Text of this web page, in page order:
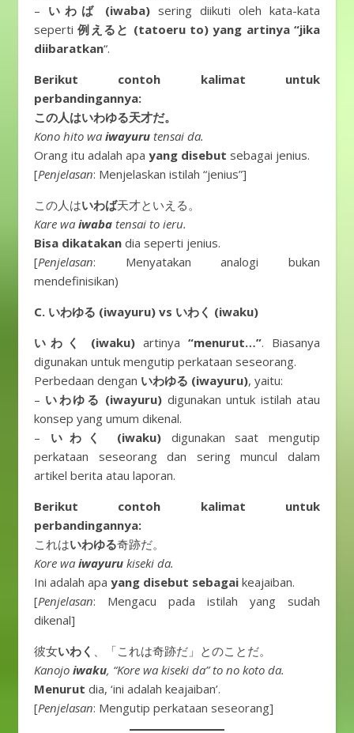
– いわば (iwaba) sering diikuti oleh kata-kata
seperti例えると (tatoeru to) yang artinya “jika
diibaratkan“.
Berikut contoh kalimat untuk
perbandingannya:
この人はいわゆる天才だ。
Kono hito wa iwayuru tensai da.
Orang itu adalah apa yang disebut sebagai jenius.
[Penjelasan: Menjelaskan istilah “jenius”]
この人はいわば天才といえる。
Kare wa iwaba tensai to ieru.
Bisa dikatakan dia seperti jenius.
[Penjelasan: Menyatakan analogi bukan
mendefinisikan)
C. いわゆる (iwayuru) vs いわく (iwaku)
いわく (iwaku) artinya“menurut…”. Biasanya
digunakan untuk mengutip perkataan seseorang.
Perbedaan dengan いわゆる (iwayuru), yaitu:
– いわゆる (iwayuru) digunakan untuk istilah atau
konsep yang umum dikenal.
– いわく (iwaku)digunakan saat mengutip
perkataan seseorang dan sering muncul dalam
artikel berita atau laporan.
Berikut contoh kalimat untuk
perbandingannya:
これはいわゆる奇跡だ。
Kore wa iwayuru kiseki da.
Ini adalah apa yang disebut sebagai keajaiban.
[Penjelasan: Mengacu pada istilah yang sudah
dikenal]
彼女いわく 、「これは奇跡だ」とのことだ。
Kanojo iwaku, “Kore wa kiseki da” to no koto da.
Menurut dia, ‘ini adalah keajaiban’.
[Penjelasan: Mengutip perkataan seseorang]